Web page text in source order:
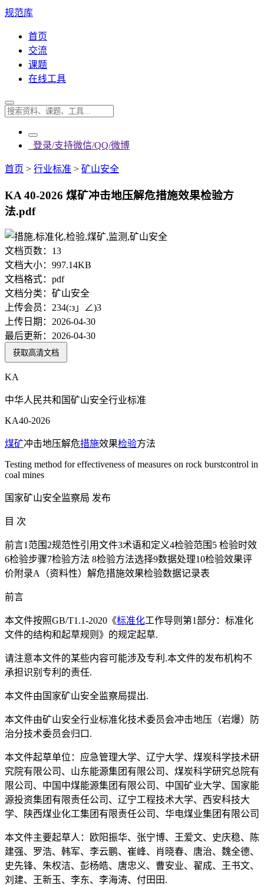
规范库
首页
交流
课题
在线工具
登录/支持微信/QQ/微博
首页 > 行业标准 > 矿山安全
KA 40-2026 煤矿冲击地压解危措施效果检验方
法.pdf
文档页数： 13
文档大小： 997.14KB
文档格式： pdf
文档分类： 矿山安全
上传会员： 234(:з」∠)3
上传日期： 2026-04-30
最后更新： 2026-04-30
获取高清文档
KA
中华人民共和国矿山安全行业标准
KA40-2026
煤矿冲击地压解危措施效果检验方法
Testing method for effectiveness of measures on rock burstcontrol in
coal mines
国家矿山安全监察局 发布
目 次
前言1范围2规范性引用文件3术语和定义4检验范围5 检验时效
6检验步骤7检验方法 8检验方法选择9数据处理10检验效果评
价附录A（资料性）解危措施效果检验数据记录表
前言
本文件按照GB/T1.1-2020《标准化工作导则第1部分：标准化
文件的结构和起草规则》的规定起草.
请注意本文件的某些内容可能涉及专利.本文件的发布机构不
承担识别专利的责任.
本文件由国家矿山安全监察局提出.
本文件由矿山安全行业标准化技术委员会冲击地压（岩爆）防
治分技术委员会归口.
本文件起草单位：应急管理大学、辽宁大学、煤炭科学技术研
究院有限公司、山东能源集团有限公司、煤炭科学研究总院有
限公司、中国中煤能源集团有限公司、中国矿业大学、国家能
源投资集团有限责任公司、辽宁工程技术大学、西安科技大
学、陕西煤业化工集团有限责任公司、华电煤业集团有限公司
本文件主要起草人：欧阳振华、张宁博、王爱文、史庆稳、陈
建强、罗浩、韩军、李云鹏、崔峰、肖晓春、唐治、魏全德、
史先锋、朱权洁、彭杨皓、唐忠义、曹安业、翟成、王书文、
刘建、王新玉、李东、李海涛、付田田.